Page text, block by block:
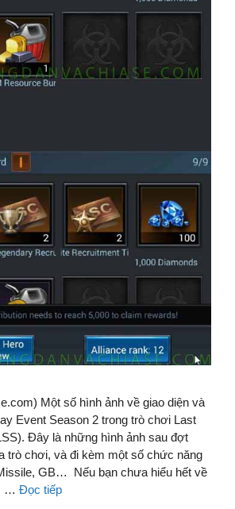
Một số hình ảnh về giao diện và
Event Season 2 trong trò chơi Last
Đây là những hình ảnh sau đợt
trò chơi, và đi kèm một số chức năng
GB… Nếu bạn chưa hiểu hết về
… Đọc tiếp